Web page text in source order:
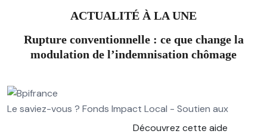
ACTUALITÉ À LA UNE
Rupture conventionnelle : ce que change la
modulation de l’indemnisation chômage
Le saviez-vous ? Fonds Impact Local - Soutien aux
Découvrez cette aide